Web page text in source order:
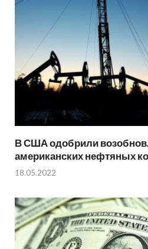
В США одобрили
американских нефтяных
18.05.2022